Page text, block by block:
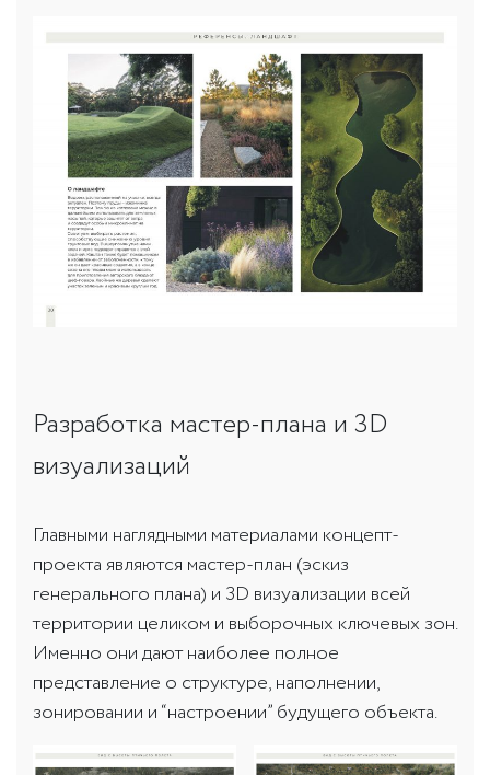
Разработка мастер-плана и 3D
визуализаций
Главными наглядными материалами концепт-
проекта являются мастер-план (эскиз
генерального плана) и 3D визуализации всей
территории целиком и выборочных ключевых зон.
Именно они дают наиболее полное
представление о структуре, наполнении,
зонировании и “настроении” будущего объекта.